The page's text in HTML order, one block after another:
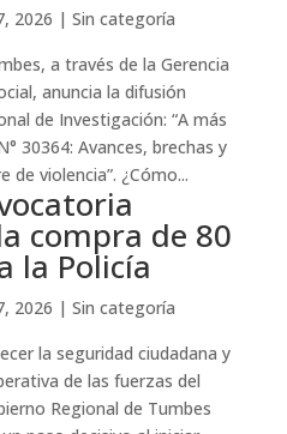
2026 | Sin categoría
a través de la Gerencia
anuncia la difusión
de Investigación: “A más
30364: Avances, brechas y
de violencia”. ¿Cómo...
compra de 80
la Policía
2026 | Sin categoría
la seguridad ciudadana y
de las fuerzas del
Regional de Tumbes